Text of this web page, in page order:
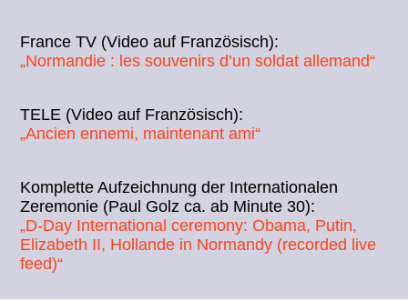
France TV (Video auf Französisch):
„Normandie : les souvenirs d’un soldat allemand“
TELE (Video auf Französisch):
„Ancien ennemi, maintenant ami“
Komplette Aufzeichnung der Internationalen
Zeremonie (Paul Golz ca. ab Minute 30):
„D-Day International ceremony: Obama, Putin,
Elizabeth II, Hollande in Normandy (recorded live
feed)“